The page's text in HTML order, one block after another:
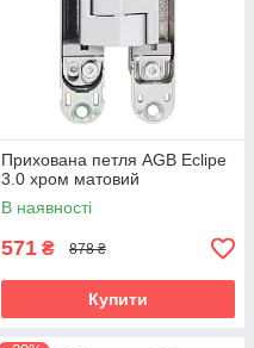
Прихована петля AGB Eclipe
3.0 хром матовий
В наявності
571 ₴ 878 ₴
Купити